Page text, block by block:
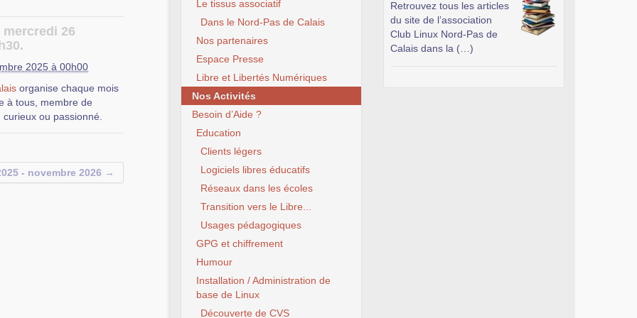
et d’un vidéoprojecteur,
des initiations, des
Public Numérique), 311
des réponses aux
Logiciel Libre, ainsi que
de
26
2025 à 00h00
organise chaque mois
à tous, membre de
ou passionné.
- novembre 2026 →
Le tissus associatif
Dans le Nord-Pas de Calais
Nos partenaires
Espace Presse
Libre et Libertés Numériques
Nos Activités
Besoin d’Aide ?
Education
Clients légers
Logiciels libres éducatifs
Réseaux dans les écoles
Transition vers le Libre...
Usages pédagogiques
GPG et chiffrement
Humour
Installation / Administration de
base de Linux
Découverte de CVS
Retrouvez tous les articles
du site de l’association
Club Linux Nord-Pas de
Calais dans la (…)